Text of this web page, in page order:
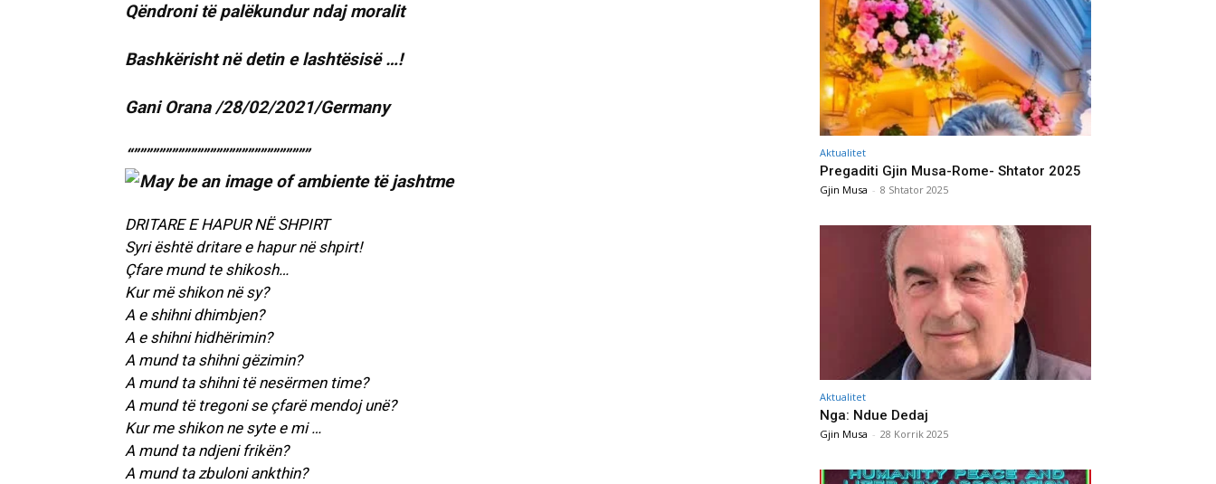
Qëndroni të palëkundur ndaj moralit
Bashkërisht në detin e lashtësisë …!
Gani Orana /28/02/2021/Germany
“””””””””””””””””””””””””””””
DRITARE E HAPUR NË SHPIRT
Syri është dritare e hapur në shpirt!
Çfare mund te shikosh…
Kur më shikon në sy?
A e shihni dhimbjen?
A e shihni hidhërimin?
A mund ta shihni gëzimin?
A mund ta shihni të nesërmen time?
A mund të tregoni se çfarë mendoj unë?
Kur me shikon ne syte e mi …
A mund ta ndjeni frikën?
A mund ta zbuloni ankthin?
Aktualitet
Pregaditi Gjin Musa-Rome- Shtator 2025
Gjin Musa - 8 Shtator 2025
Aktualitet
Nga: Ndue Dedaj
Gjin Musa - 28 Korrik 2025